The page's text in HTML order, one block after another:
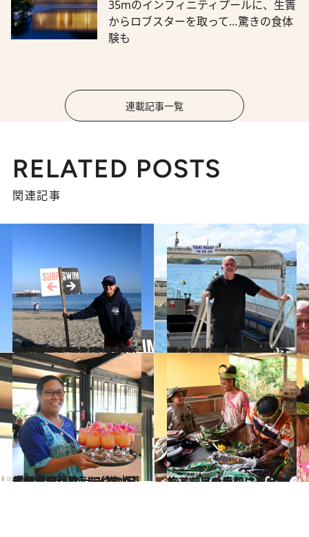
35mのインフィニティプールに、生簀
からロブスターを取って…驚きの食体
験も
連載記事一覧
RELATED POSTS
関連記事
2024.4.20
100年前は農場だった？ 億万長者の隠れ家「マリブビーチ」 セレブたちがこの地を愛する理由とは
旅＆お出かけ 2024.4.6
南太平洋の海辺のライフスタイルを満喫するなら「ヌメア」で決まり！ ニューカレドニアの最旬スポットは？
旅＆お出かけ
2024.3.23
「雨水5万リットルを水道代わりに」 ニューカレドニア【ウベア】に住む 日本人女性が教えてくれた島の暮らし
旅＆お出かけ 2024.2.24
モアラビーチには遊びにくるジュゴンもニューカレドニアの素顔に出会う旅
旅＆お出かけ